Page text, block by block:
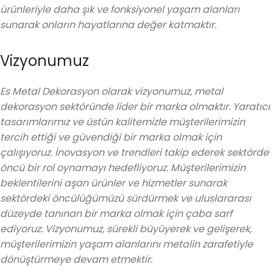
ürünleriyle daha şık ve fonksiyonel yaşam alanları
sunarak onların hayatlarına değer katmaktır.
Vizyonumuz
Es Metal Dekorasyon olarak vizyonumuz, metal
dekorasyon sektöründe lider bir marka olmaktır. Yaratıcı
tasarımlarımız ve üstün kalitemizle müşterilerimizin
tercih ettiği ve güvendiği bir marka olmak için
çalışıyoruz. İnovasyon ve trendleri takip ederek sektörde
öncü bir rol oynamayı hedefliyoruz. Müşterilerimizin
beklentilerini aşan ürünler ve hizmetler sunarak
sektördeki öncülüğümüzü sürdürmek ve uluslararası
düzeyde tanınan bir marka olmak için çaba sarf
ediyoruz. Vizyonumuz, sürekli büyüyerek ve gelişerek,
müşterilerimizin yaşam alanlarını metalin zarafetiyle
dönüştürmeye devam etmektir.